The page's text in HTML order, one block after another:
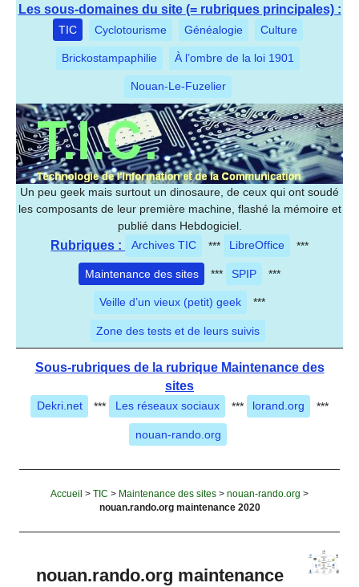
Les sous-domaines du site (= rubriques principales) :
TIC Cyclotourisme Généalogie Culture
Brickostampaphilie À l’ombre de la loi 1901
Nouan-Le-Fuzelier
Un peu geek mais surtout un dinosaure, de ceux qui ont soudé
les composants de leur première machine, flashé la mémoire et
publié dans Hebdogiciel.
Rubriques : Archives TIC *** LibreOffice ***
Maintenance des sites *** SPIP ***
Veille d’un vieux (petit) geek ***
Zone des tests et de leurs suivis
Sous-rubriques de la rubrique Maintenance des
sites
Dekri.net *** Les réseaux sociaux *** lorand.org ***
nouan-rando.org
Accueil > TIC > Maintenance des sites > nouan-rando.org >
nouan.rando.org maintenance 2020
nouan.rando.org maintenance